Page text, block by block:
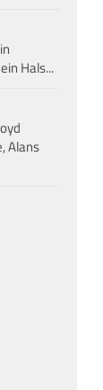
Hals...
Alans